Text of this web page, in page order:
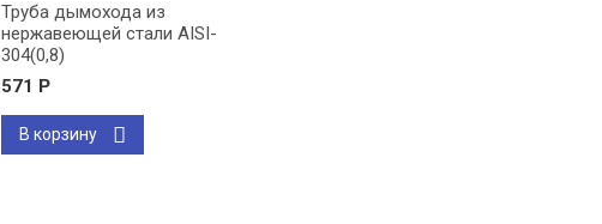
Труба дымохода из
нержавеющей стали AISI-
304(0,8)
571 Р
В корзину